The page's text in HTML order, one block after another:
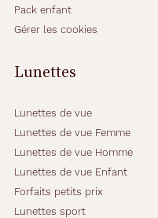
Pack enfant
Gérer les cookies
Lunettes
Lunettes de vue
Lunettes de vue Femme
Lunettes de vue Homme
Lunettes de vue Enfant
Forfaits petits prix
Lunettes sport